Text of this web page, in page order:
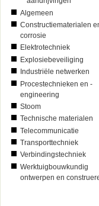
Algemeen
Constructiematerialen
corrosie
Elektrotechniek
Explosiebeveiliging
Industriële netwerken
Procestechnieken en -
engineering
Stoom
Technische materialen
Telecommunicatie
Transporttechniek
Verbindingstechniek
Werktuigbouwkundig
ontwerpen en